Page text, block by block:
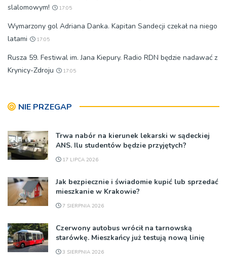
slalomowym!
17:05
Wymarzony gol Adriana Danka. Kapitan Sandecji czekał na niego
latami
17:05
Rusza 59. Festiwal im. Jana Kiepury. Radio RDN będzie nadawać z
Krynicy-Zdroju
17:05
NIE PRZEGAP
Trwa nabór na kierunek lekarski w sądeckiej
ANS. Ilu studentów będzie przyjętych?
17 LIPCA 2026
Jak bezpiecznie i świadomie kupić lub sprzedać
mieszkanie w Krakowie?
7 SIERPNIA 2026
Czerwony autobus wrócił na tarnowską
starówkę. Mieszkańcy już testują nową linię
3 SIERPNIA 2026